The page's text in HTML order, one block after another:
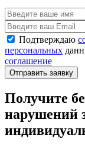
Подтверждаю
персональных
соглашение
Отправить заявку
Получите
нарушений